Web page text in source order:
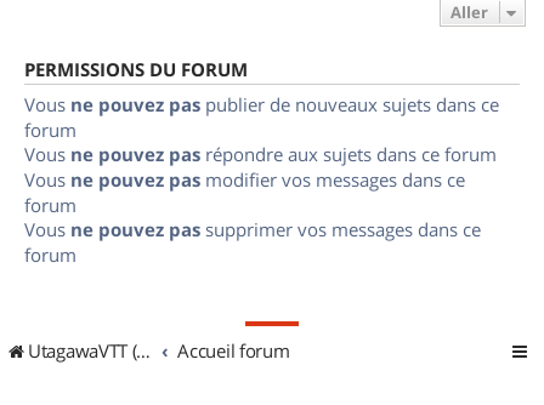
Aller
PERMISSIONS DU FORUM
Vous ne pouvez pas publier de nouveaux sujets dans ce
forum
Vous ne pouvez pas répondre aux sujets dans ce forum
Vous ne pouvez pas modifier vos messages dans ce
forum
Vous ne pouvez pas supprimer vos messages dans ce
forum
UtagawaVTT (Randos VTT et VTTAE avec traces GPS) Accueil forum